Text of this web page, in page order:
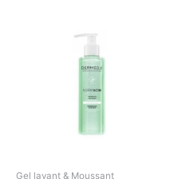
Gel lavant & Moussant